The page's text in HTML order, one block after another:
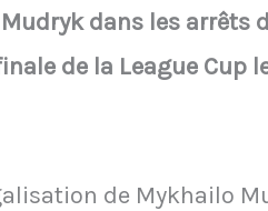
dans les arrêts
de la League Cup
de Mykhailo